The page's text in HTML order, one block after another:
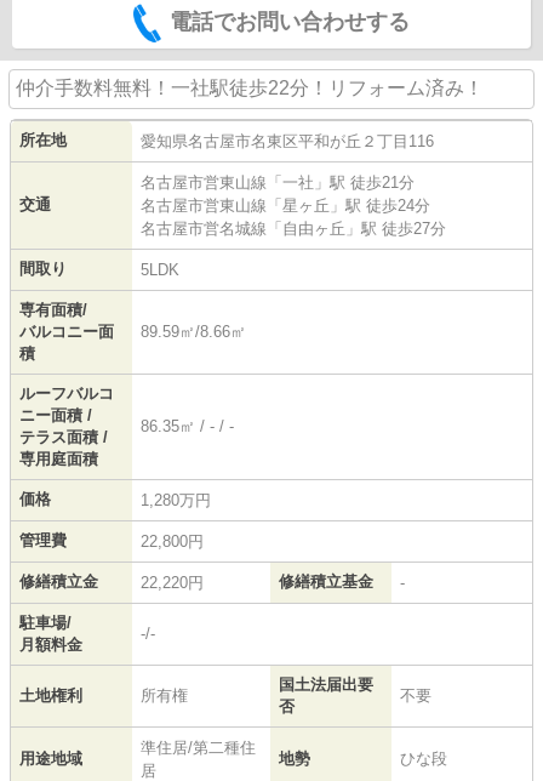
電話でお問い合わせする
仲介手数料無料！一社駅徒歩22分！リフォーム済み！
所在地 愛知県名古屋市名東区平和が丘 ２丁目116
交通
名古屋市営東山線 「 一社 」駅 徒歩21分
名古屋市営東山線 「 星ヶ丘 」駅 徒歩24分
名古屋市営名城線 「 自由ヶ丘 」駅 徒歩27分
間取り 5LDK
専有面積/
バルコニー面
積
89.59㎡/8.66㎡
ルーフバルコ
ニー面積 /
テラス面積 /
専用庭面積
86.35㎡ / - / -
価格 1,280万円
管理費 22,800円
修繕積立金 22,220円 修繕積立基金 -
駐車場/
月額料金
-/-
土地権利 所有権
国土法届出要
否
不要
用途地域
準住居/第二種住
居
地勢 ひな段